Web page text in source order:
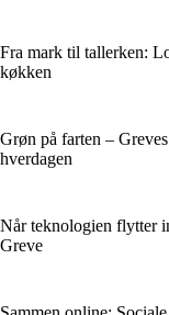
Fra mark til tallerken:
køkken
Grøn på farten –
hverdagen
Når teknologien flytter
Greve